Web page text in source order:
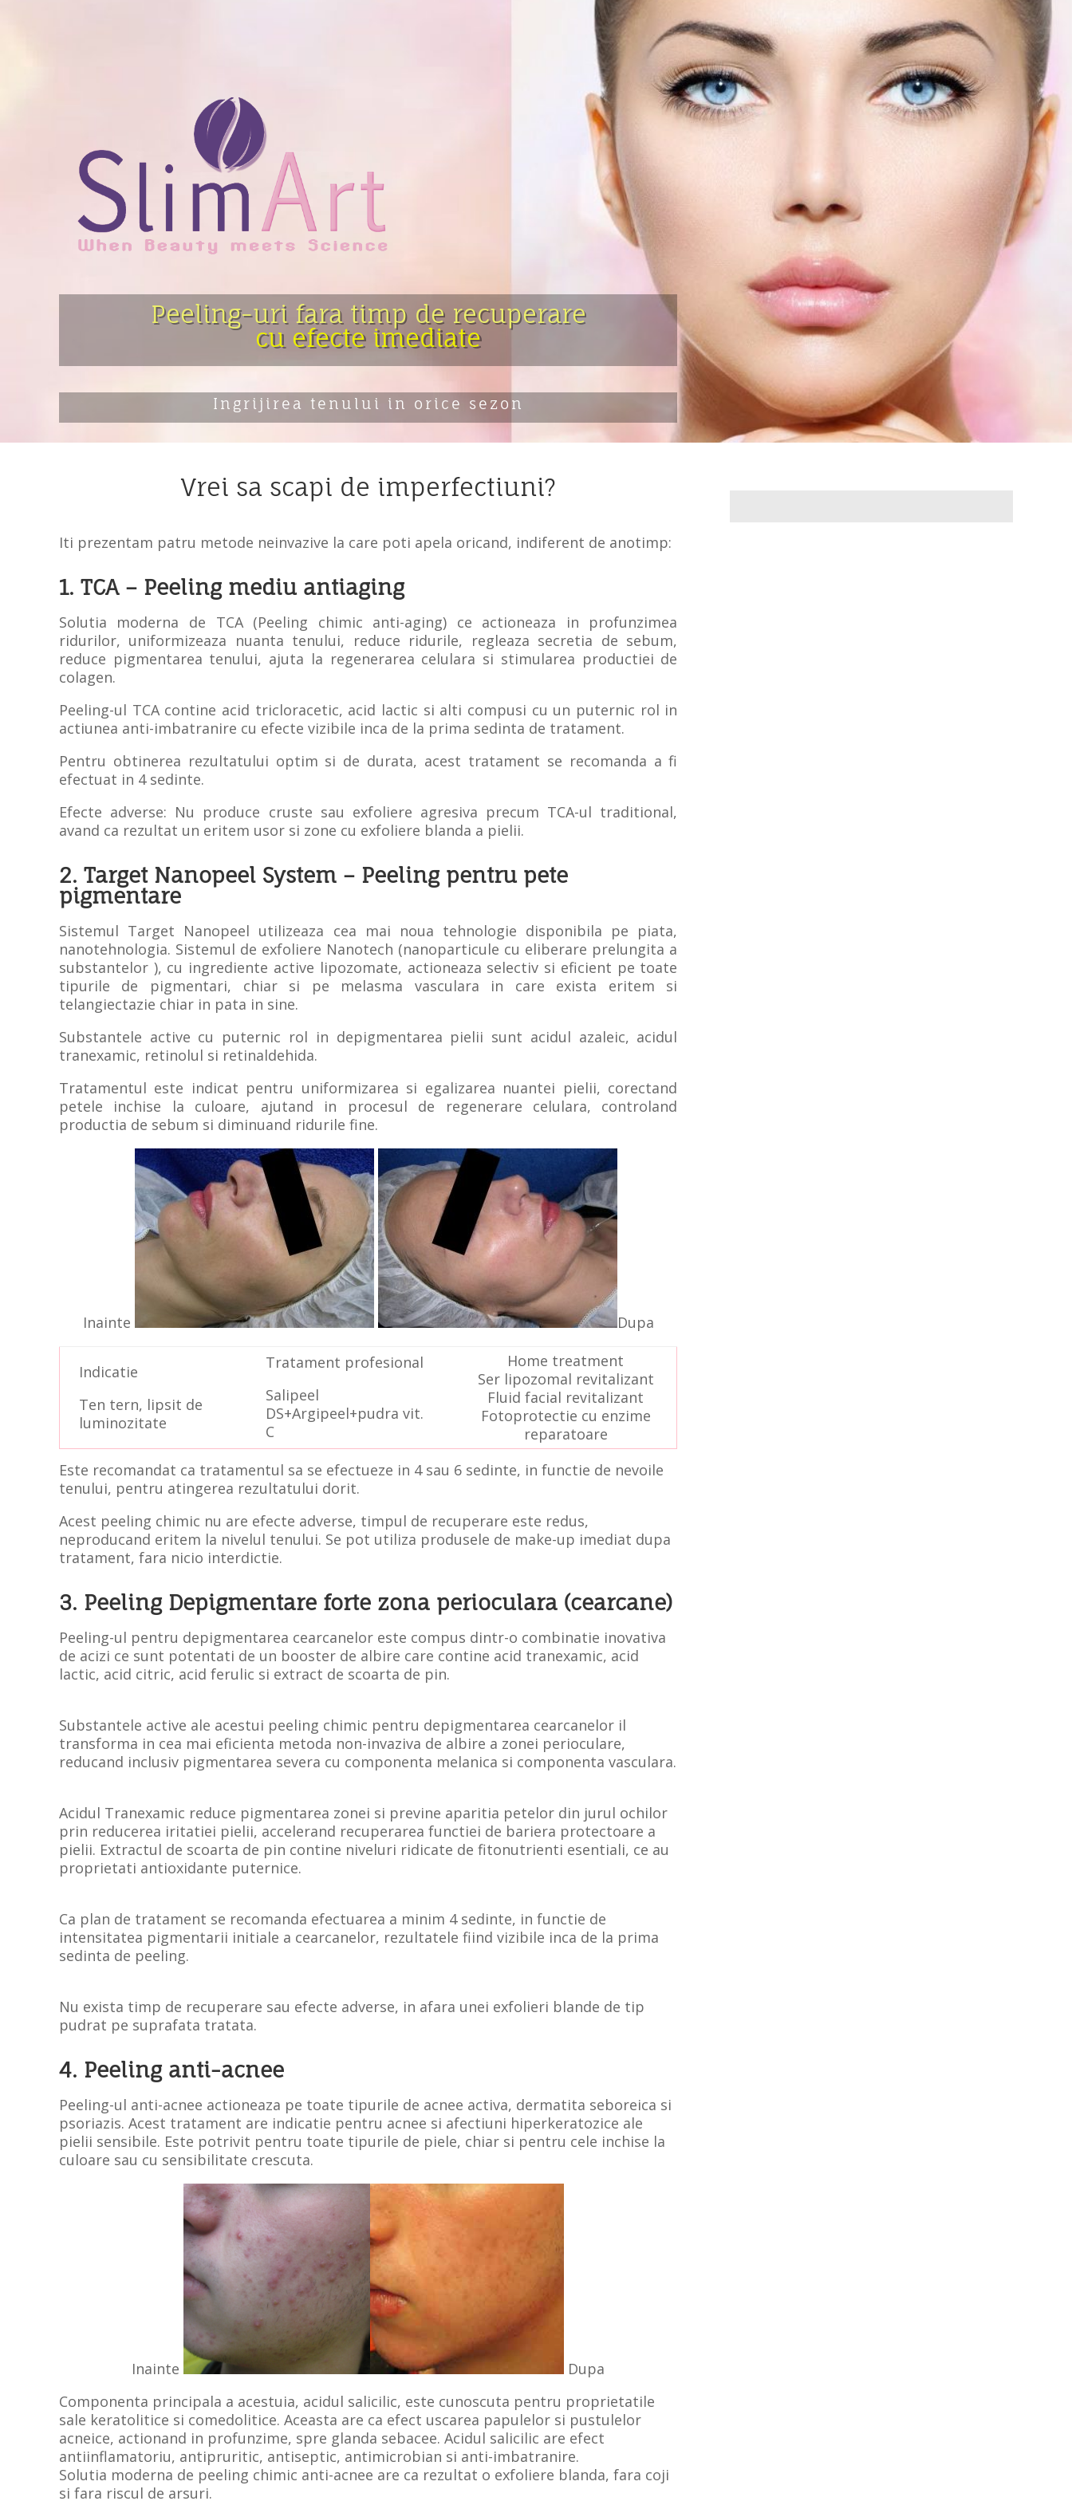
Peeling-uri fara timp de recuperare
cu efecte imediate
Ingrijirea tenului in orice sezon
Vrei sa scapi de imperfectiuni?
Iti prezentam patru metode neinvazive la care poti apela oricand, indiferent de anotimp:
1. TCA – Peeling mediu antiaging
Solutia moderna de TCA (Peeling chimic anti-aging) ce actioneaza in profunzimea
ridurilor, uniformizeaza nuanta tenului, reduce ridurile, regleaza secretia de sebum,
reduce pigmentarea tenului, ajuta la regenerarea celulara si stimularea productiei de
colagen.
Peeling-ul TCA contine acid tricloracetic, acid lactic si alti compusi cu un puternic rol in
actiunea anti-imbatranire cu efecte vizibile inca de la prima sedinta de tratament.
Pentru obtinerea rezultatului optim si de durata, acest tratament se recomanda a fi
efectuat in 4 sedinte.
Efecte adverse: Nu produce cruste sau exfoliere agresiva precum TCA-ul traditional,
avand ca rezultat un eritem usor si zone cu exfoliere blanda a pielii.
2. Target Nanopeel System – Peeling pentru pete
pigmentare
Sistemul Target Nanopeel utilizeaza cea mai noua tehnologie disponibila pe piata,
nanotehnologia. Sistemul de exfoliere Nanotech (nanoparticule cu eliberare prelungita a
substantelor ), cu ingrediente active lipozomate, actioneaza selectiv si eficient pe toate
tipurile de pigmentari, chiar si pe melasma vasculara in care exista eritem si
telangiectazie chiar in pata in sine.
Substantele active cu puternic rol in depigmentarea pielii sunt acidul azaleic, acidul
tranexamic, retinolul si retinaldehida.
Tratamentul este indicat pentru uniformizarea si egalizarea nuantei pielii, corectand
petele inchise la culoare, ajutand in procesul de regenerare celulara, controland
productia de sebum si diminuand ridurile fine.
Inainte Dupa
Indicatie
Ten tern, lipsit de
luminozitate
Tratament profesional
Salipeel
DS+Argipeel+pudra vit.
C
Home treatment
Ser lipozomal revitalizant
Fluid facial revitalizant
Fotoprotectie cu enzime
reparatoare
Este recomandat ca tratamentul sa se efectueze in 4 sau 6 sedinte, in functie de nevoile
tenului, pentru atingerea rezultatului dorit.
Acest peeling chimic nu are efecte adverse, timpul de recuperare este redus,
neproducand eritem la nivelul tenului. Se pot utiliza produsele de make-up imediat dupa
tratament, fara nicio interdictie.
3. Peeling Depigmentare forte zona perioculara (cearcane)
Peeling-ul pentru depigmentarea cearcanelor este compus dintr-o combinatie inovativa
de acizi ce sunt potentati de un booster de albire care contine acid tranexamic, acid
lactic, acid citric, acid ferulic si extract de scoarta de pin.
Substantele active ale acestui peeling chimic pentru depigmentarea cearcanelor il
transforma in cea mai eficienta metoda non-invaziva de albire a zonei perioculare,
reducand inclusiv pigmentarea severa cu componenta melanica si componenta vasculara.
Acidul Tranexamic reduce pigmentarea zonei si previne aparitia petelor din jurul ochilor
prin reducerea iritatiei pielii, accelerand recuperarea functiei de bariera protectoare a
pielii. Extractul de scoarta de pin contine niveluri ridicate de fitonutrienti esentiali, ce au
proprietati antioxidante puternice.
Ca plan de tratament se recomanda efectuarea a minim 4 sedinte, in functie de
intensitatea pigmentarii initiale a cearcanelor, rezultatele fiind vizibile inca de la prima
sedinta de peeling.
Nu exista timp de recuperare sau efecte adverse, in afara unei exfolieri blande de tip
pudrat pe suprafata tratata.
4. Peeling anti-acnee
Peeling-ul anti-acnee actioneaza pe toate tipurile de acnee activa, dermatita seboreica si
psoriazis. Acest tratament are indicatie pentru acnee si afectiuni hiperkeratozice ale
pielii sensibile. Este potrivit pentru toate tipurile de piele, chiar si pentru cele inchise la
culoare sau cu sensibilitate crescuta.
Inainte
Dupa
Componenta principala a acestuia, acidul salicilic, este cunoscuta pentru proprietatile
sale keratolitice si comedolitice. Aceasta are ca efect uscarea papulelor si pustulelor
acneice, actionand in profunzime, spre glanda sebacee. Acidul salicilic are efect
antiinflamatoriu, antipruritic, antiseptic, antimicrobian si anti-imbatranire.
Solutia moderna de peeling chimic anti-acnee are ca rezultat o exfoliere blanda, fara coji
si fara riscul de arsuri.